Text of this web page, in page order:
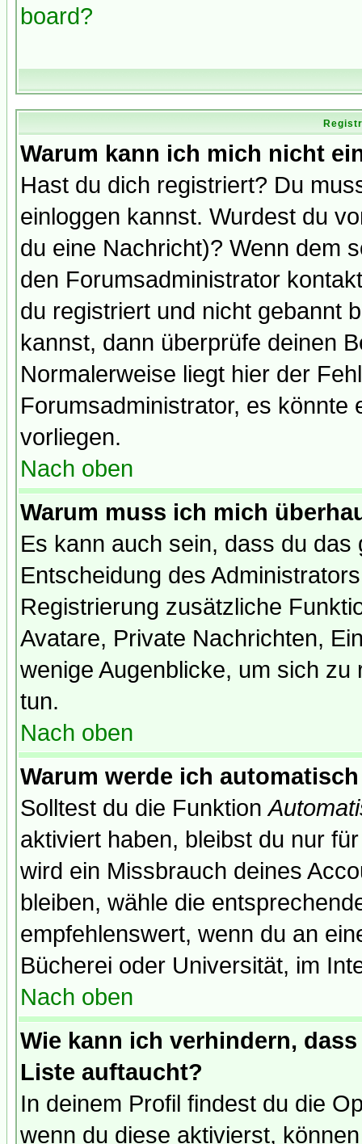
board?
Warum kann ich mich nicht
Hast du dich registriert? Du
einloggen kannst. Wurdest du
du eine Nachricht)? Wenn dem
den Forumsadministrator
du registriert und nicht gebannt
kannst, dann überprüfe deinen
Normalerweise liegt hier der
Forumsadministrator, es könnte
vorliegen.
Nach oben
Warum muss ich mich
Es kann auch sein, dass du
Entscheidung des
Registrierung zusätzliche
Avatare, Private Nachrichten,
wenige Augenblicke, um sich
tun.
Nach oben
Warum werde ich
Solltest du die Funktion
aktiviert haben, bleibst du nur
wird ein Missbrauch deines
bleiben, wähle die
empfehlenswert, wenn du an
Bücherei oder Universität, im
Nach oben
Wie kann ich verhindern,
Liste auftaucht?
In deinem Profil findest du die
wenn du diese aktivierst,